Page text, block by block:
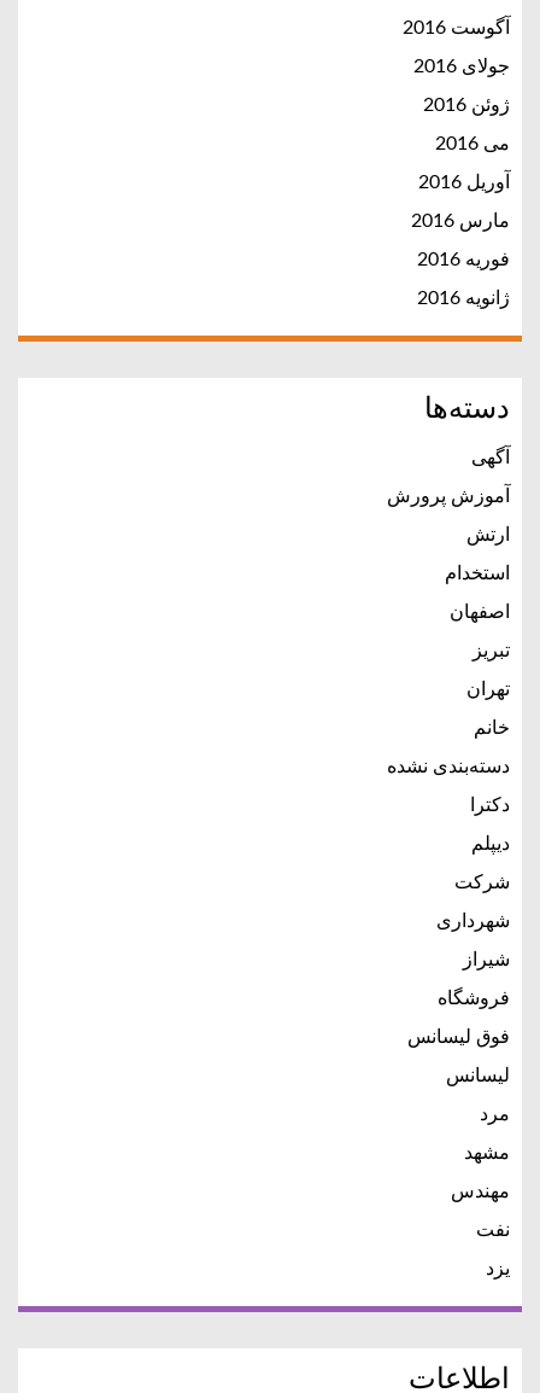
آگوست 2016
جولای 2016
ژوئن 2016
می 2016
آوریل 2016
مارس 2016
فوریه 2016
ژانویه 2016
دسته‌ها
آگهی
آموزش پرورش
ارتش
استخدام
اصفهان
تبریز
تهران
خانم
دسته‌بندی نشده
دکترا
دیپلم
شرکت
شهرداری
شیراز
فروشگاه
فوق لیسانس
لیسانس
مرد
مشهد
مهندس
نفت
یزد
اطلاعات